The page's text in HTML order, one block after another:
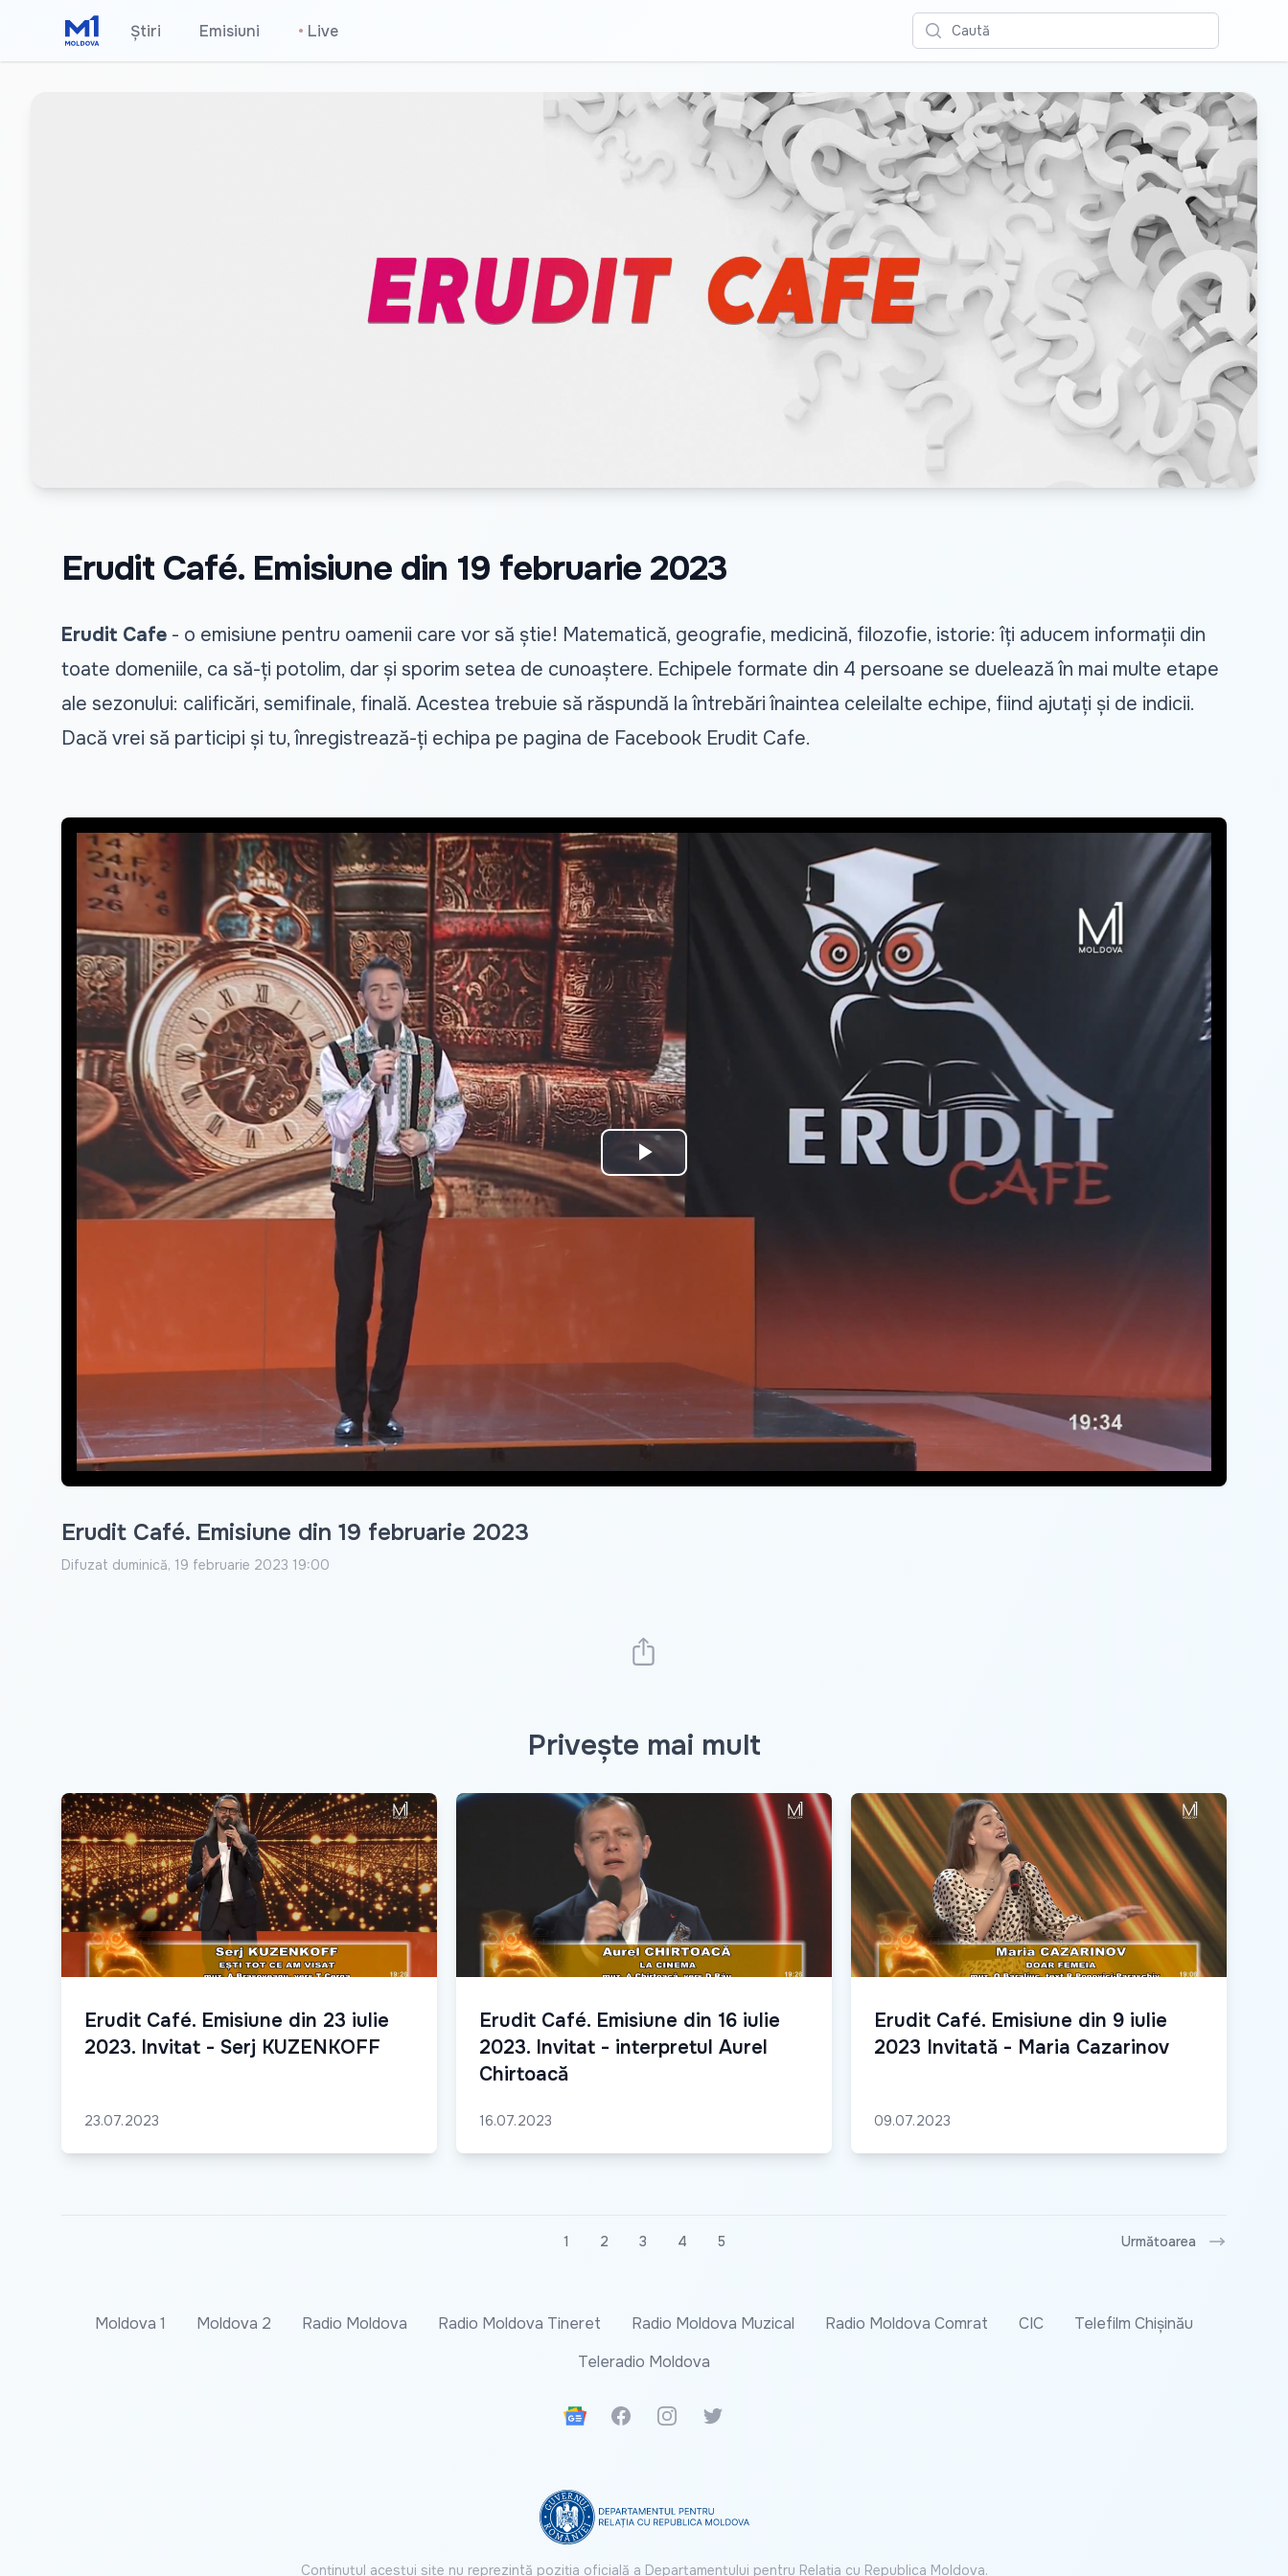
Știri Emisiuni • Live Caută
Erudit Café. Emisiune din 19 februarie 2023
Erudit Cafe - o emisiune pentru oamenii care vor să știe! Matematică, geografie, medicină, filozofie, istorie: îți aducem informații din
toate domeniile, ca să-ți potolim, dar și sporim setea de cunoaștere. Echipele formate din 4 persoane se duelează în mai multe etape
ale sezonului: calificări, semifinale, finală. Acestea trebuie să răspundă la întrebări înaintea celeilalte echipe, fiind ajutați și de indicii.
Dacă vrei să participi și tu, înregistrează-ți echipa pe pagina de Facebook Erudit Cafe.
Play
Video
Erudit Café. Emisiune din 19 februarie 2023
Difuzat duminică, 19 februarie 2023 19:00
Privește mai mult
Erudit Café. Emisiune din 23 iulie
2023. Invitat - Serj KUZENKOFF
23.07.2023
Erudit Café. Emisiune din 16 iulie
2023. Invitat - interpretul Aurel
Chirtoacă
16.07.2023
Erudit Café. Emisiune din 9 iulie
2023 Invitată - Maria Cazarinov
09.07.2023
1 2 3 4 5 Următoarea
Moldova 1 Moldova 2 Radio Moldova Radio Moldova Tineret Radio Moldova Muzical Radio Moldova Comrat CIC
Telefilm Chișinău
Teleradio Moldova
Google News
FacebookInstagramTwitter
Conținutul acestui site nu reprezintă poziția oficială a Departamentului pentru Relația cu Republica Moldova.